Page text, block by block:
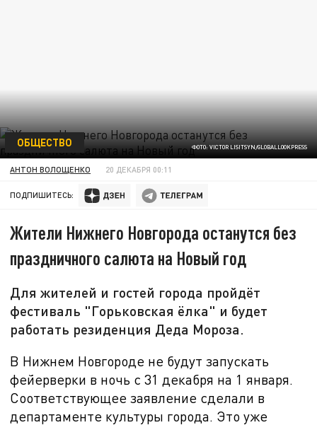
ФОТО: VICTOR LISITSYN/GLOBALLOOKPRESS
ОБЩЕСТВО
АНТОН ВОЛОЩЕНКО 20 ДЕКАБРЯ 00:11
ПОДПИШИТЕСЬ:
Жители Нижнего Новгорода останутся без
праздничного салюта на Новый год
Для жителей и гостей города пройдёт
фестиваль "Горьковская ёлка" и будет
работать резиденция Деда Мороза.
В Нижнем Новгороде не будут запускать
фейерверки в ночь с31 декабря на 1 января.
Соответствующее заявление сделали в
департаменте культуры города. Это уже